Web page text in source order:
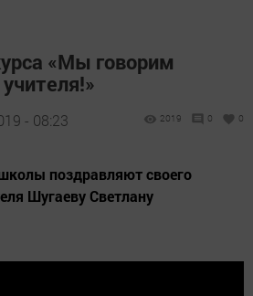
«Мы говорим
- 08:23 2019 0 0
поздравляют своего
Шугаеву Светлану